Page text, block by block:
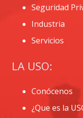
Seguridad
Industria
Servicios
LA USO:
Conócenos
¿Que es la